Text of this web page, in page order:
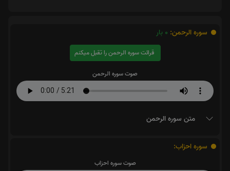
سوره الرحمن: 0 بار
قرائت سوره الرحمن را تقبل میکنم
صوت سوره الرحمن
متن سوره الرحمن
سوره احزاب:
صوت سوره احزاب